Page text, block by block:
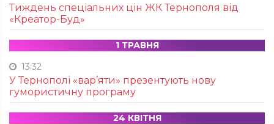
Тиждень спеціальних цін ЖК Тернополя від
«Креатор-Буд»
1 ТРАВНЯ
13:32
У Тернополі «вар’яти» презентують нову
гумористичну програму
24 КВІТНЯ